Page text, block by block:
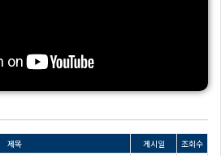
제목 게시일 조회수